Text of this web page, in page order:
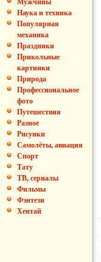
Мужчины
Наука и техника
Популярная
механика
Праздники
Прикольные
картинки
Природа
Профессиональное
фото
Путешествия
Разное
Рисунки
Самолёты, авиация
Спорт
Тату
ТВ, сериалы
Фильмы
Фэнтези
Хентай